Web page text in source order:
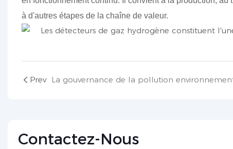
à d'autres étapes de la chaîne de valeur.
Prev
Contactez-Nous